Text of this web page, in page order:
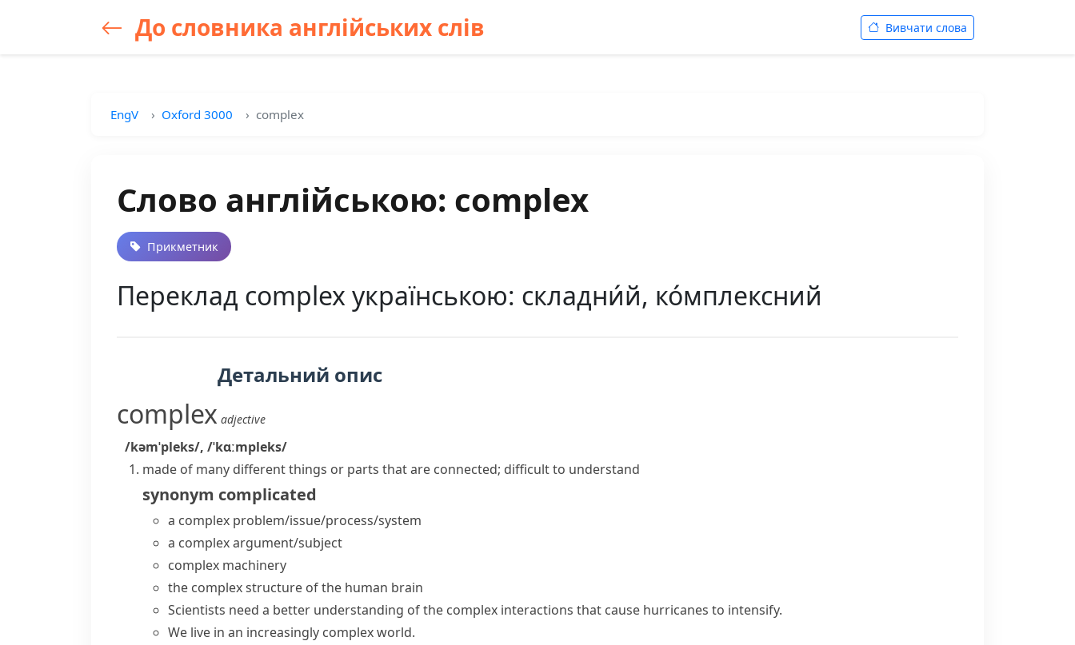
До словника англійських слів Вивчати слова
EngV Oxford 3000 complex
Слово англійською: complex
Прикметник
Переклад complex українською: складни́й, ко́мплексний
Детальний опис
complex adjective
/kəmˈpleks/, /ˈkɑːmpleks/
made of many different things or parts that are connected; difficult to understand
synonym complicated
a complex problem/issue/process/system
a complex argument/subject
complex machinery
the complex structure of the human brain
Scientists need a better understanding of the complex interactions that cause hurricanes to intensify.
We live in an increasingly complexworld.